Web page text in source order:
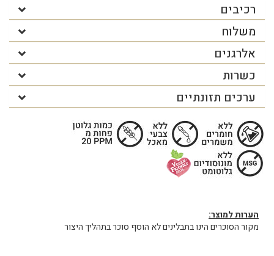
רכיבים
משלוח
אלרגנים
כשרות
ערכים תזונתיים
הערות למוצר:
מקור הסוכרים הינו בתבלינים לא הוסף סוכר בתהליך היצור